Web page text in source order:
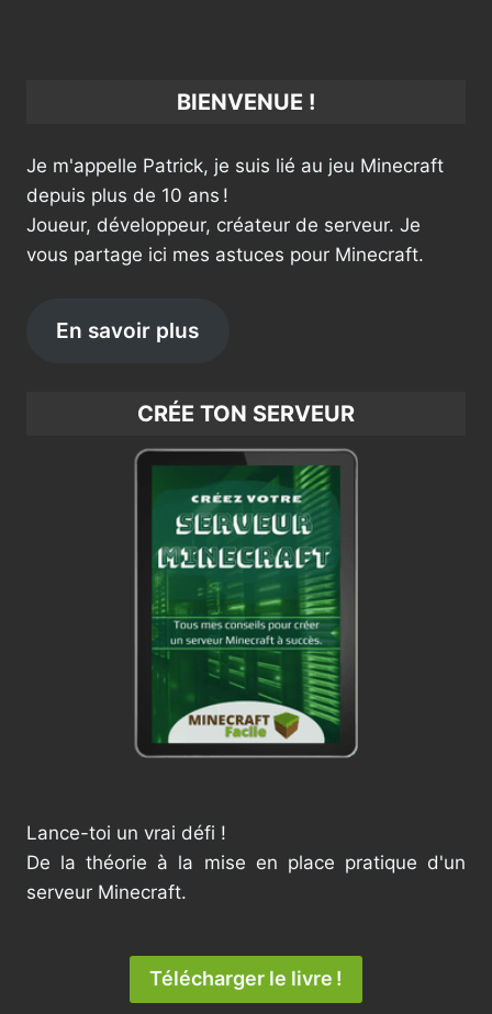
BIENVENUE !
Je m'appelle Patrick, je suis lié au jeu Minecraft
depuis plus de 10 ans !
Joueur, développeur, créateur de serveur. Je
vous partage ici mes astuces pour Minecraft.
En savoir plus
CRÉE TON SERVEUR
Lance-toi un vrai défi !
De la théorie à la mise en place pratique d'un
serveur Minecraft.
Télécharger le livre !